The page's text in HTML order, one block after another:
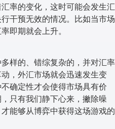
率的变化，这时可能会发生汇
干预无效的情况。比如当市场
即期就会上升。
样的、错综复杂的，并对汇率
，外汇市场就会迅速发生变
确定性才会使得市场具有价
只有我们静下心来，撇除噪
能够从博弈中获得这场游戏的